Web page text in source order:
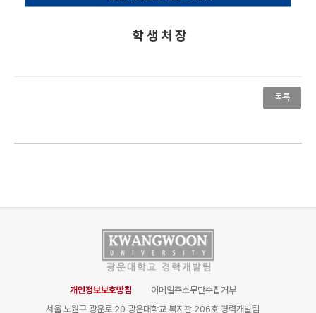
학 생 처 장
목록
개인정보보호방침
이메일주소무단수집거부
서울 노원구 광운로 20 광운대학교 복지관 206호 경력개발팀